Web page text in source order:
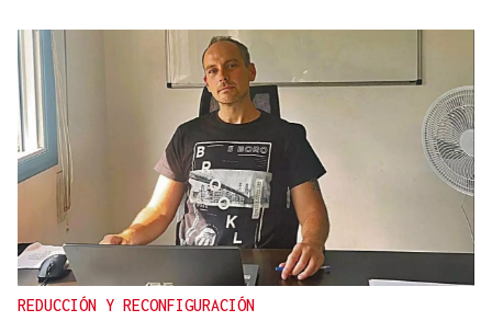
REDUCCIÓN Y RECONFIGURACIÓN